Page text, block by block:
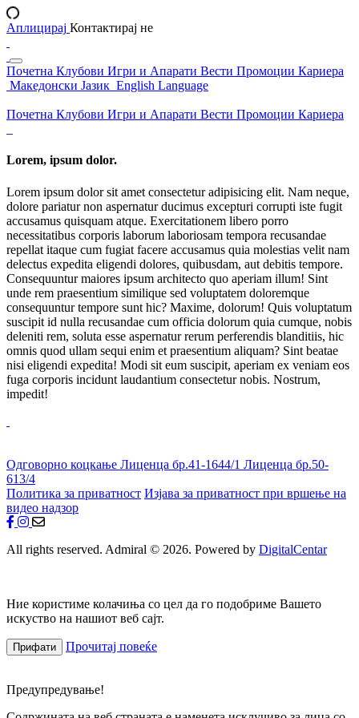
Аплицирај Контактирај не
Почетна Клубови Игри и Апарати Вести Промоции Кариера
Македонски Јазик English Language
Почетна Клубови Игри и Апарати Вести Промоции Кариера
Lorem, ipsum dolor.
Lorem ipsum dolor sit amet consectetur adipisicing elit. Nam neque,
dolore pariatur non aspernatur ducimus excepturi corrupti iste fugit
accusamus quisquam atque. Exercitationem libero porro
necessitatibus corporis laborum laboriosam tempora recusandae
repellat itaque cum fugiat facere accusamus quia molestias velit nam
delectus expedita eligendi dolores, quibusdam, aut debitis tempore.
Consequuntur maiores ipsum architecto quo aperiam illum! Sint
unde rem praesentium similique sed voluptatem doloremque
consequuntur tempore sunt hic? Maxime, dolorum! Quis voluptatum
suscipit id nulla recusandae cum officia dolorum quia cumque, nobis
deleniti rem, soluta esse aspernatur rerum perferendis blanditiis, hic
omnis quod ullam sequi enim et praesentium aliquam? Sint beatae
nisi eligendi expedita! Modi sit eum suscipit, aperiam ex veniam eos
fuga corporis incidunt laudantium consectetur nobis. Nostrum,
impedit!
Одговорно коцкање Лиценца бр.41-1644/1 Лиценца бр.50-
613/4
Политика за приватност Изјава за приватност при вршење на
видео надзор
All rights reserved. Admiral © 2026. Powered by DigitalCentar
Ние користиме колачиња со цел да го подобриме Вашето
искуство на нашиот веб сајт.
Прифати Прочитај повеќе
Предупредување!